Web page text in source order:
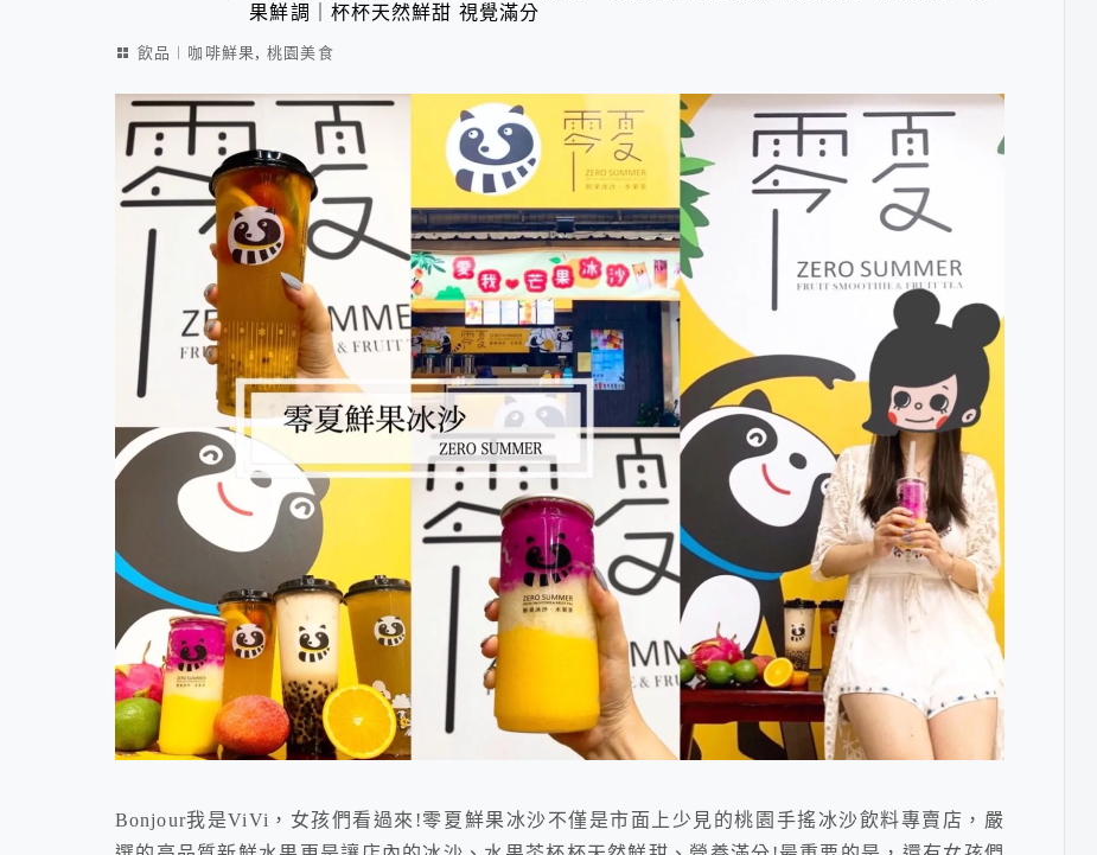
果鮮調｜杯杯天然鮮甜 視覺滿分
飲品︱咖啡鮮果,桃園美食
Bonjour我是ViVi，女孩們看過來!零夏鮮果冰沙不僅是市面上少見的桃園手搖冰沙飲料專賣店，嚴